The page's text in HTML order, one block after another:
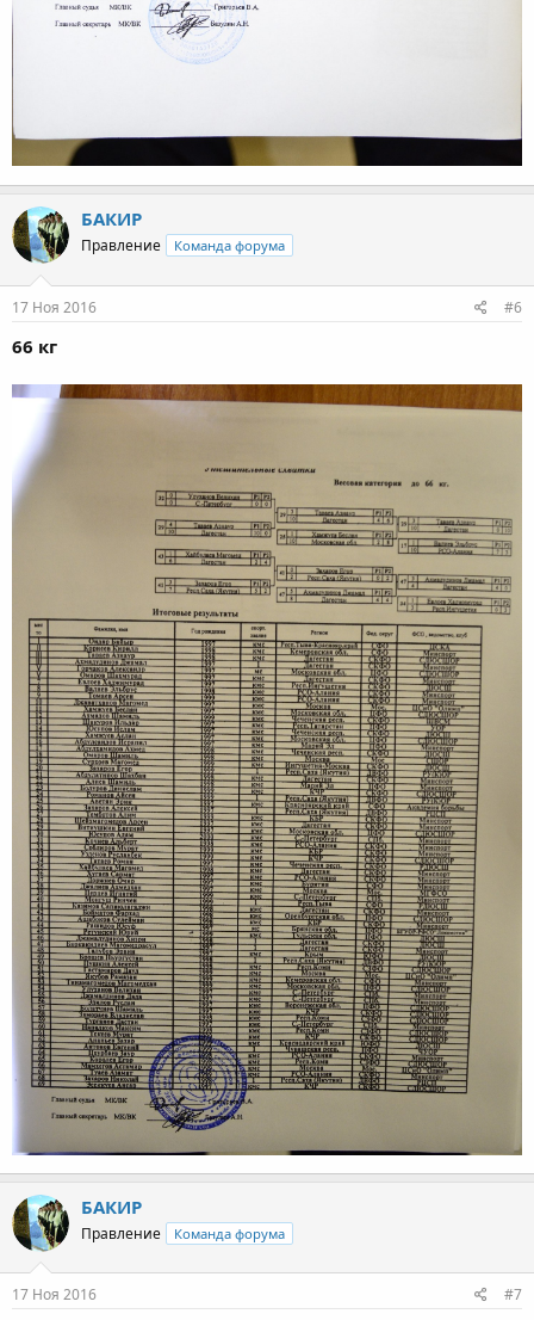
БАКИР
Правление Команда форума
17 Ноя 2016 #6
66 кг
БАКИР
Правление Команда форума
17 Ноя 2016 #7